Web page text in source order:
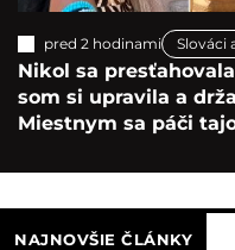
pred 2 hodinami Slováci
Nikol sa
som si upravila a
Miestnym sa páči
NAJNOVŠIE ČLÁNKY